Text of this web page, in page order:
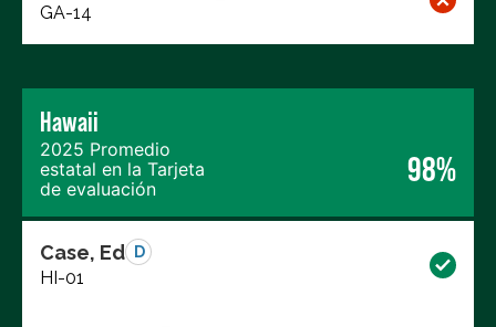
GA-14
Hawaii
2025 Promedio
estatal en la Tarjeta
de evaluación
98%
Case, Ed D
HI-01